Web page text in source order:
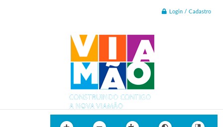
Login / Cadastro